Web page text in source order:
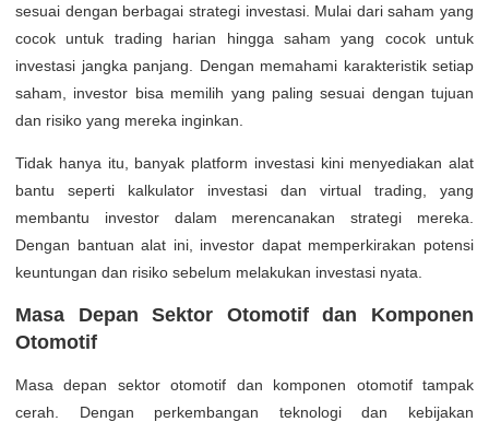
sesuai dengan berbagai strategi investasi. Mulai dari saham yang
cocok untuk trading harian hingga saham yang cocok untuk
investasi jangka panjang. Dengan memahami karakteristik setiap
saham, investor bisa memilih yang paling sesuai dengan tujuan
dan risiko yang mereka inginkan.
Tidak hanya itu, banyak platform investasi kini menyediakan alat
bantu seperti kalkulator investasi dan virtual trading, yang
membantu investor dalam merencanakan strategi mereka.
Dengan bantuan alat ini, investor dapat memperkirakan potensi
keuntungan dan risiko sebelum melakukan investasi nyata.
Masa Depan Sektor Otomotif dan Komponen
Otomotif
Masa depan sektor otomotif dan komponen otomotif tampak
cerah. Dengan perkembangan teknologi dan kebijakan